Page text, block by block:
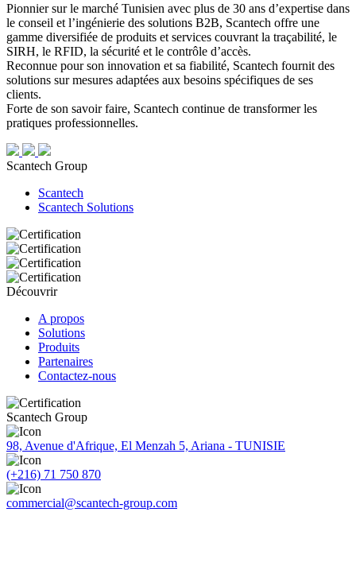
Pionnier sur le marché Tunisien avec plus de 30 ans d’expertise dans
le conseil et l’ingénierie des solutions B2B, Scantech offre une
gamme diversifiée de produits et services couvrant la traçabilité, le
SIRH, le RFID, la sécurité et le contrôle d’accès.
Reconnue pour son innovation et sa fiabilité, Scantech fournit des
solutions sur mesures adaptées aux besoins spécifiques de ses
clients.
Forte de son savoir faire, Scantech continue de transformer les
pratiques professionnelles.
Scantech Group
Scantech
Scantech Solutions
Découvrir
A propos
Solutions
Produits
Partenaires
Contactez-nous
Scantech Group
98, Avenue d'Afrique, El Menzah 5, Ariana - TUNISIE
(+216) 71 750 870
commercial@scantech-group.com